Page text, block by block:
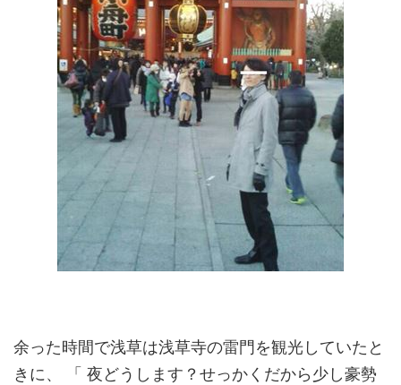
余った時間で浅草は浅草寺の雷門を観光していたと
きに、 「 夜どうします？せっかくだから少し豪勢